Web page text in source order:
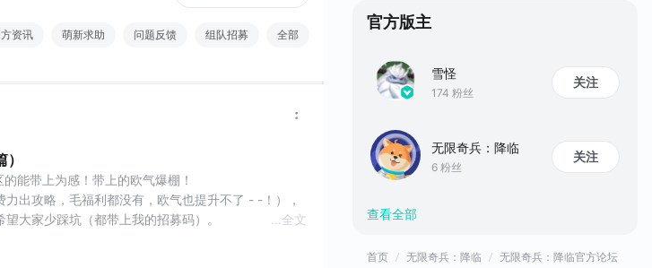
资讯 萌新求助 问题反馈 组队招募 全部
能带上为感！带上的欧气爆棚！
出攻略，毛福利都没有，欧气也提升不了 - -！），
大家少踩坑（都带上我的招募码）。
副本&部分活动篇、人物及战力提升篇。
全文
官方版主
雪怪
174 粉丝
关注
无限奇兵：降临
6 粉丝
关注
查看全部
首页 无限奇兵：降临 无限奇兵：降临官方论坛